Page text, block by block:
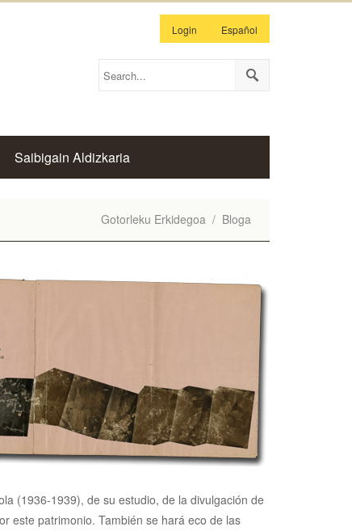
Login Español
Saibigain Aldizkaria
Gotorleku Erkidegoa / Bloga
(1936-1939), de su estudio, de la divulgación de
este patrimonio. También se hará eco de las